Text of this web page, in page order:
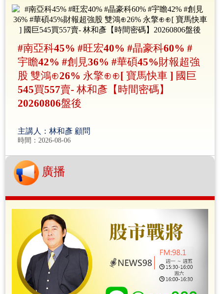
#南亞科45% #旺宏40% #晶豪科60% #
宇瞻42% #創見36% #華碩45%財報超強
股 雙鴻⊕26% 永擎⊕⊕[ 寶馬快車 ] 國巨
545買557賣- 林和彥【時間密碼】
20260806盤後
主講人：林和彥 顧問
時間：2026-08-06
廣播